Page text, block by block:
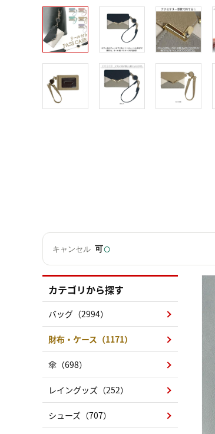
キャンセル 可○
カテゴリから探す
バッグ（2994）
財布・ケース（1171）
傘（698）
レイングッズ（252）
シューズ（707）